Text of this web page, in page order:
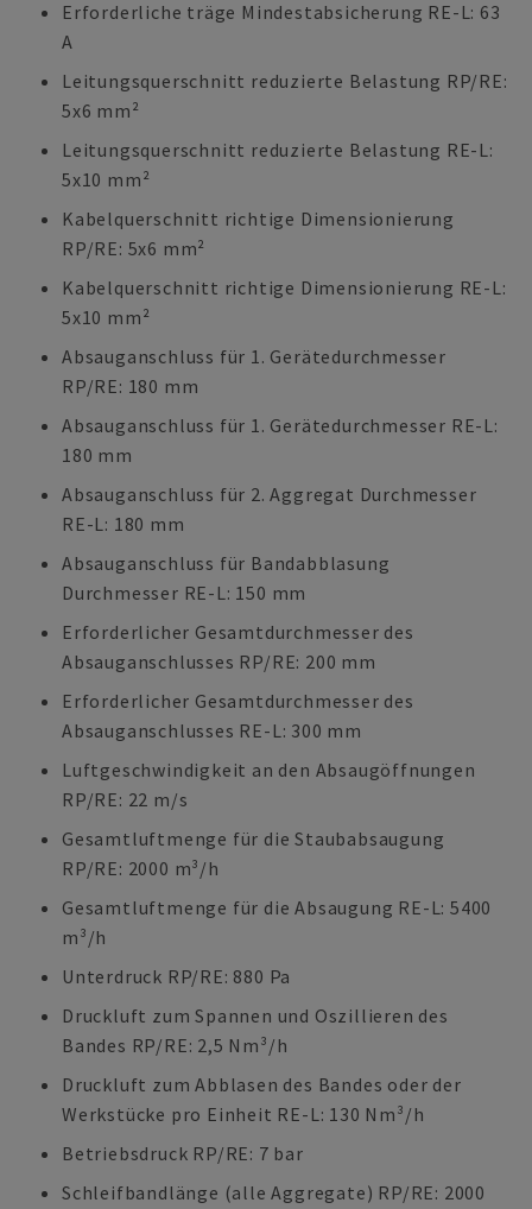
Erforderliche träge Mindestabsicherung RE-L: 63
A
Leitungsquerschnitt reduzierte Belastung RP/RE:
5x6 mm²
Leitungsquerschnitt reduzierte Belastung RE-L:
5x10 mm²
Kabelquerschnitt richtige Dimensionierung
RP/RE: 5x6 mm²
Kabelquerschnitt richtige Dimensionierung RE-L:
5x10 mm²
Absauganschluss für 1. Gerätedurchmesser
RP/RE: 180 mm
Absauganschluss für 1. Gerätedurchmesser RE-L:
180 mm
Absauganschluss für 2. Aggregat Durchmesser
RE-L: 180 mm
Absauganschluss für Bandabblasung
Durchmesser RE-L: 150 mm
Erforderlicher Gesamtdurchmesser des
Absauganschlusses RP/RE: 200 mm
Erforderlicher Gesamtdurchmesser des
Absauganschlusses RE-L: 300 mm
Luftgeschwindigkeit an den Absaugöffnungen
RP/RE: 22 m/s
Gesamtluftmenge für die Staubabsaugung
RP/RE: 2000 m³/h
Gesamtluftmenge für die Absaugung RE-L: 5400
m³/h
Unterdruck RP/RE: 880 Pa
Druckluft zum Spannen und Oszillieren des
Bandes RP/RE: 2,5 Nm³/h
Druckluft zum Abblasen des Bandes oder der
Werkstücke pro Einheit RE-L: 130 Nm³/h
Betriebsdruck RP/RE: 7 bar
Schleifbandlänge (alle Aggregate) RP/RE: 2000